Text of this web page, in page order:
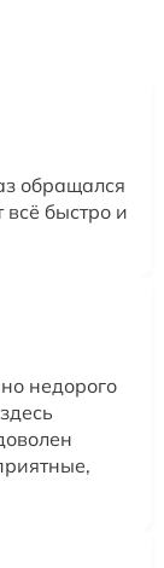
обращался
быстро и
недорого